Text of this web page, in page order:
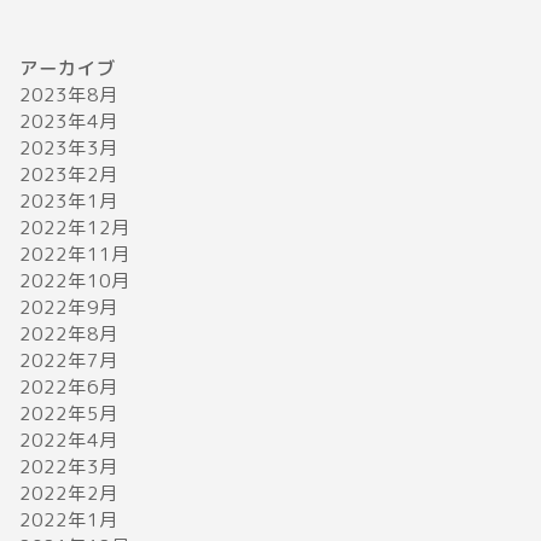
アーカイブ
2023年8月
2023年4月
2023年3月
2023年2月
2023年1月
2022年12月
2022年11月
2022年10月
2022年9月
2022年8月
2022年7月
2022年6月
2022年5月
2022年4月
2022年3月
2022年2月
2022年1月